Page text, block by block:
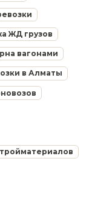
ЖД грузов
вагонами
в Алматы